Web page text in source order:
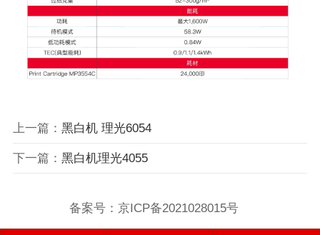
上一篇： 黑白机 理光6054
下一篇： 黑白机理光4055
备案号： 京ICP备2021028015号